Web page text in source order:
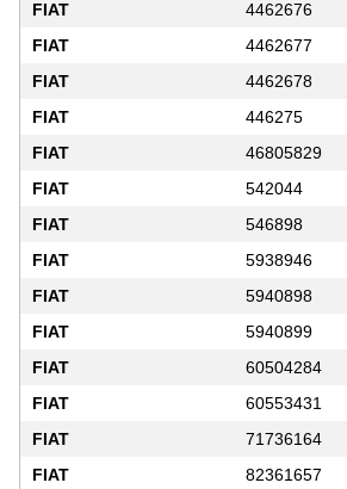
FIAT
4462676
FIAT
4462677
FIAT
4462678
FIAT
446275
FIAT
46805829
FIAT
542044
FIAT
546898
FIAT
5938946
FIAT
5940898
FIAT
5940899
FIAT
60504284
FIAT
60553431
FIAT
71736164
FIAT
82361657